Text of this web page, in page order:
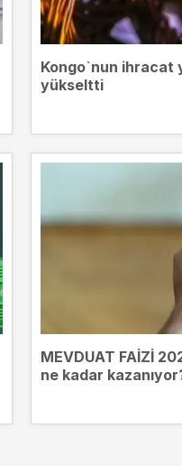
Kongo`nun ihracat
yükseltti
MEVDUAT FAİZİ
ne kadar